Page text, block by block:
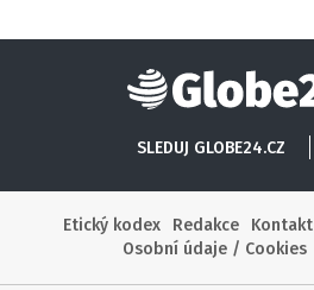
SLEDUJ GLOBE24.CZ
Etický kodex
Redakce Kontakt
Osobní údaje / Cookies